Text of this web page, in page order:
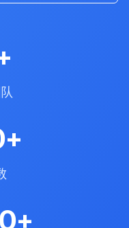
+
+